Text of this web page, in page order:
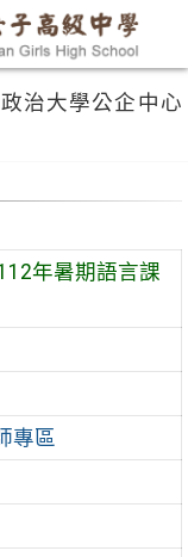
治大學公企中心
年暑期語言課
專區